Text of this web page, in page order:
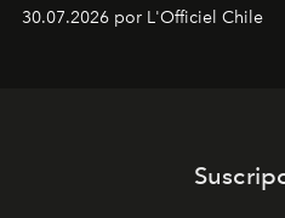
que se enseña solamente en
30.07.2026 por L'Officiel Chile